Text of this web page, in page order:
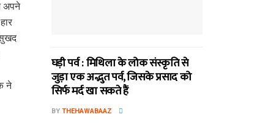
अपने
ने
घड़ी पर्व : मिथि‍ला के लोक संस्कृति से
जुड़ा एक अद्भुत पर्व, जिसके प्रसाद को
सिर्फ मर्द खा सकते हैं
BY THEHAWABAAZ